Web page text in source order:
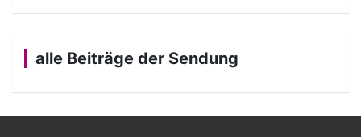
alle Beiträge der Sendung